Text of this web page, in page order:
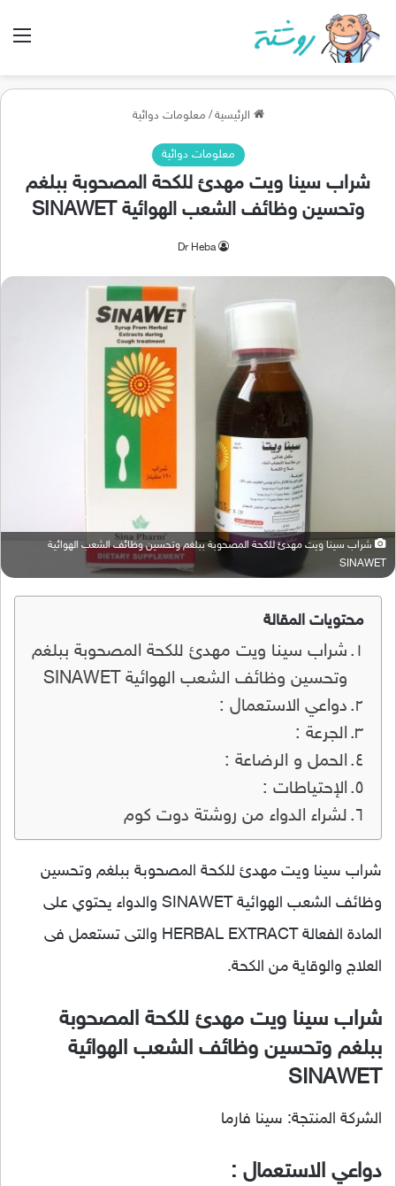
الرئيسية / معلومات دوائية
معلومات دوائية
شراب سينا ويت مهدئ للكحة المصحوبة ببلغم
وتحسين وظائف الشعب الهوائية SINAWET
Dr Heba
شراب سينا ويت مهدئ للكحة المصحوبة ببلغم وتحسين وظائف الشعب الهوائية
SINAWET
محتويات المقالة
شراب سينا ويت مهدئ للكحة المصحوبة ببلغم
وتحسين وظائف الشعب الهوائية SINAWET
دواعي الاستعمال :
الجرعة :
الحمل و الرضاعة :
الإحتياطات :
لشراء الدواء من روشتة دوت كوم
شراب سينا ويت مهدئ للكحة المصحوبة ببلغم وتحسين
وظائف الشعب الهوائية SINAWET والدواء يحتوي على
المادة الفعالة HERBAL EXTRACT والتى تستعمل فى
العلاج والوقاية من الكحة.
شراب سينا ويت مهدئ للكحة المصحوبة
ببلغم وتحسين وظائف الشعب الهوائية
SINAWET
الشركة المنتجة: سينا فارما
دواعي الاستعمال :